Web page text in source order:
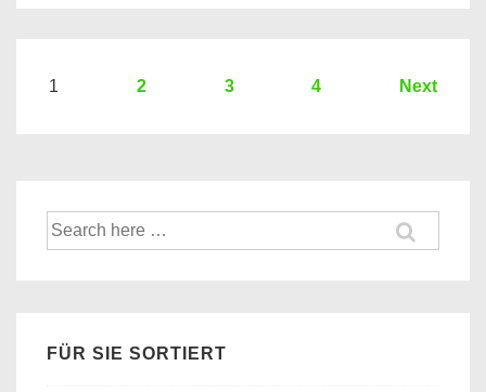
Hier
Banken
Seitennummerierung
1 2 3 4 Next
Suche
nach:
FÜR SIE SORTIERT